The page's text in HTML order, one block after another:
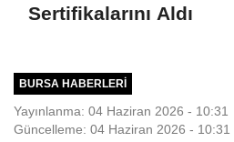
Sertifikalarını Aldı
BURSA HABERLERI
Yayınlanma: 04 Haziran 2026 - 10:31
Güncelleme: 04 Haziran 2026 - 10:31